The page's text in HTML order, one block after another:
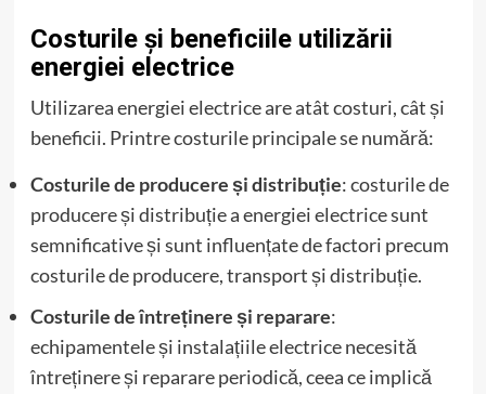
Costurile și beneficiile utilizării
energiei electrice
Utilizarea energiei electrice are atât costuri, cât și
beneficii. Printre costurile principale se numără:
Costurile de producere și distribuție: costurile de
producere și distribuție a energiei electrice sunt
semnificative și sunt influențate de factori precum
costurile de producere, transport și distribuție.
Costurile de întreținere și reparare:
echipamentele și instalațiile electrice necesită
întreținere și reparare periodică, ceea ce implică